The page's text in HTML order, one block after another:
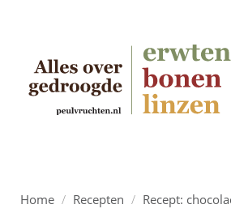
Home / Recepten / Recept: